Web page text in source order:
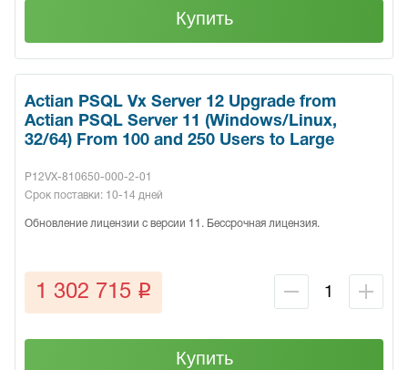
Купить
Actian PSQL Vx Server 12 Upgrade from
Actian PSQL Server 11 (Windows/Linux,
32/64) From 100 and 250 Users to Large
P12VX-810650-000-2-01
Срок поставки: 10-14 дней
Обновление лицензии с версии 11. Бессрочная лицензия.
1 302 715 q
Купить